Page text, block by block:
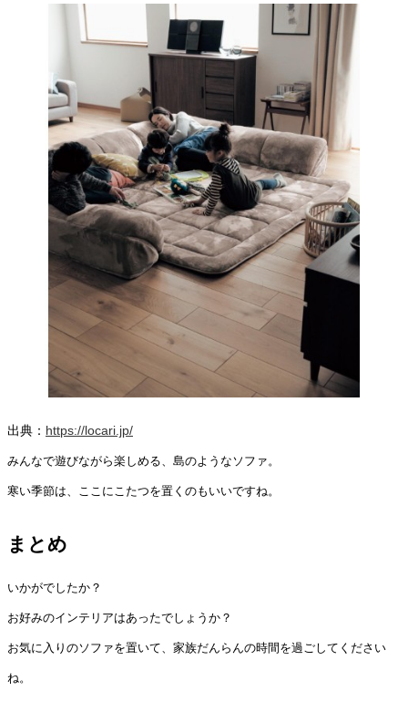
出典： https://locari.jp/
みんなで遊びながら楽しめる、島のようなソファ。
寒い季節は、ここにこたつを置くのもいいですね。
まとめ
いかがでしたか？
お好みのインテリアはあったでしょうか？
お気に入りのソファを置いて、家族だんらんの時間を過ごしてください
ね。